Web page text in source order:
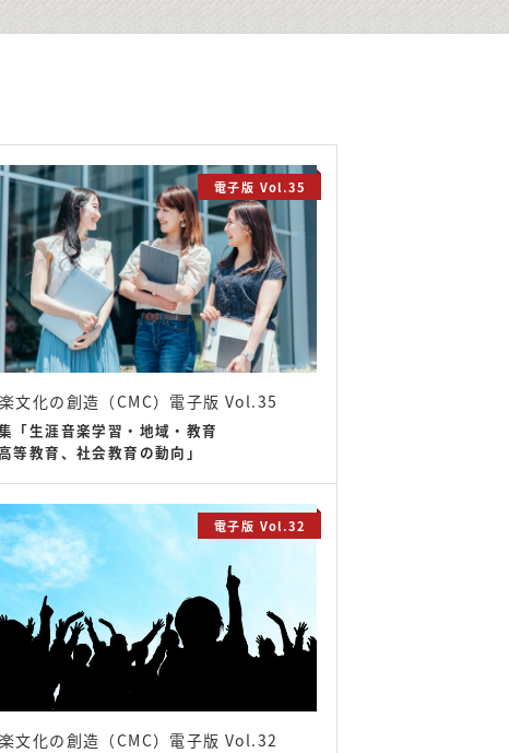
電子版 Vol.35
文化の創造（CMC）電子版 Vol.35
「生涯音楽学習・地域・教育
等教育、社会教育の動向」
電子版 Vol.32
文化の創造（CMC）電子版 Vol.32